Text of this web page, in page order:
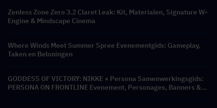
Zenless Zone Zero 3.2 Claret Leak: Kit, Materialen, Signature W-
Engine & Mindscape Cinema
Where Winds Meet Summer Spree Evenementgids: Gameplay,
Taken en Beloningen
GODDESS OF VICTORY: NIKKE × Persona Samenwerkingsgids:
PERSONA ON FRONTLINE Evenement, Personages, Banners &